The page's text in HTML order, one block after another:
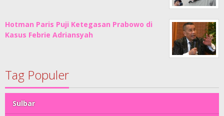
Hotman Paris Puji Ketegasan Prabowo di
Kasus Febrie Adriansyah
Tag Populer
Sulbar